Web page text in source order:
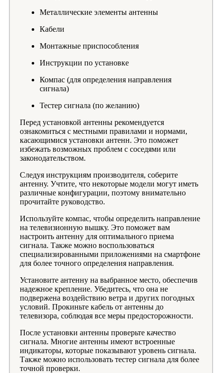
Металлические элементы антенны
Кабели
Монтажные приспособления
Инструкции по установке
Компас (для определения направления
сигнала)
Тестер сигнала (по желанию)
Перед установкой антенны рекомендуется
ознакомиться с местными правилами и нормами,
касающимися установки антенн. Это поможет
избежать возможных проблем с соседями или
законодательством.
Следуя инструкциям производителя, соберите
антенну. Учтите, что некоторые модели могут иметь
различные конфигурации, поэтому внимательно
прочитайте руководство.
Используйте компас, чтобы определить направление
на телевизионную вышку. Это поможет вам
настроить антенну для оптимального приема
сигнала. Также можно воспользоваться
специализированными приложениями на смартфоне
для более точного определения направления.
Установите антенну на выбранное место, обеспечив
надежное крепление. Убедитесь, что она не
подвержена воздействию ветра и других погодных
условий. Прокиньте кабель от антенны до
телевизора, соблюдая все меры предосторожности.
После установки антенны проверьте качество
сигнала. Многие антенны имеют встроенные
индикаторы, которые показывают уровень сигнала.
Также можно использовать тестер сигнала для более
точной проверки.